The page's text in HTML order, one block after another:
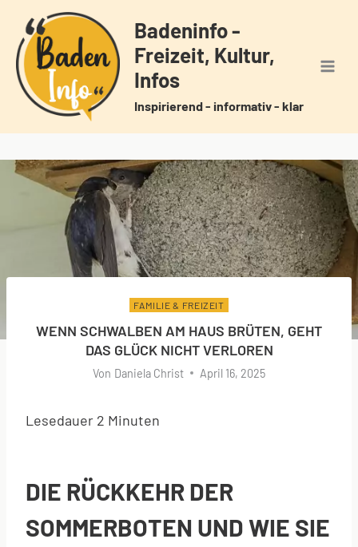
Inhalt
springen
Badeninfo -
Freizeit, Kultur,
Infos
Inspirierend - informativ - klar
FAMILIE & FREIZEIT
WENN SCHWALBEN AM HAUS BRÜTEN, GEHT
DAS GLÜCK NICHT VERLOREN
Von Daniela Christ April 16, 2025
Lesedauer 2 Minuten
DIE RÜCKKEHR DER
SOMMERBOTEN UND WIE SIE